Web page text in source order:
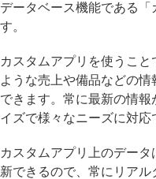
データベース機能である
す。
カスタムアプリを使うこ
ような売上や備品などの
できます。常に最新の情
イズで様々なニーズに対応
カスタムアプリ上のデー
新できるので、常にリアル